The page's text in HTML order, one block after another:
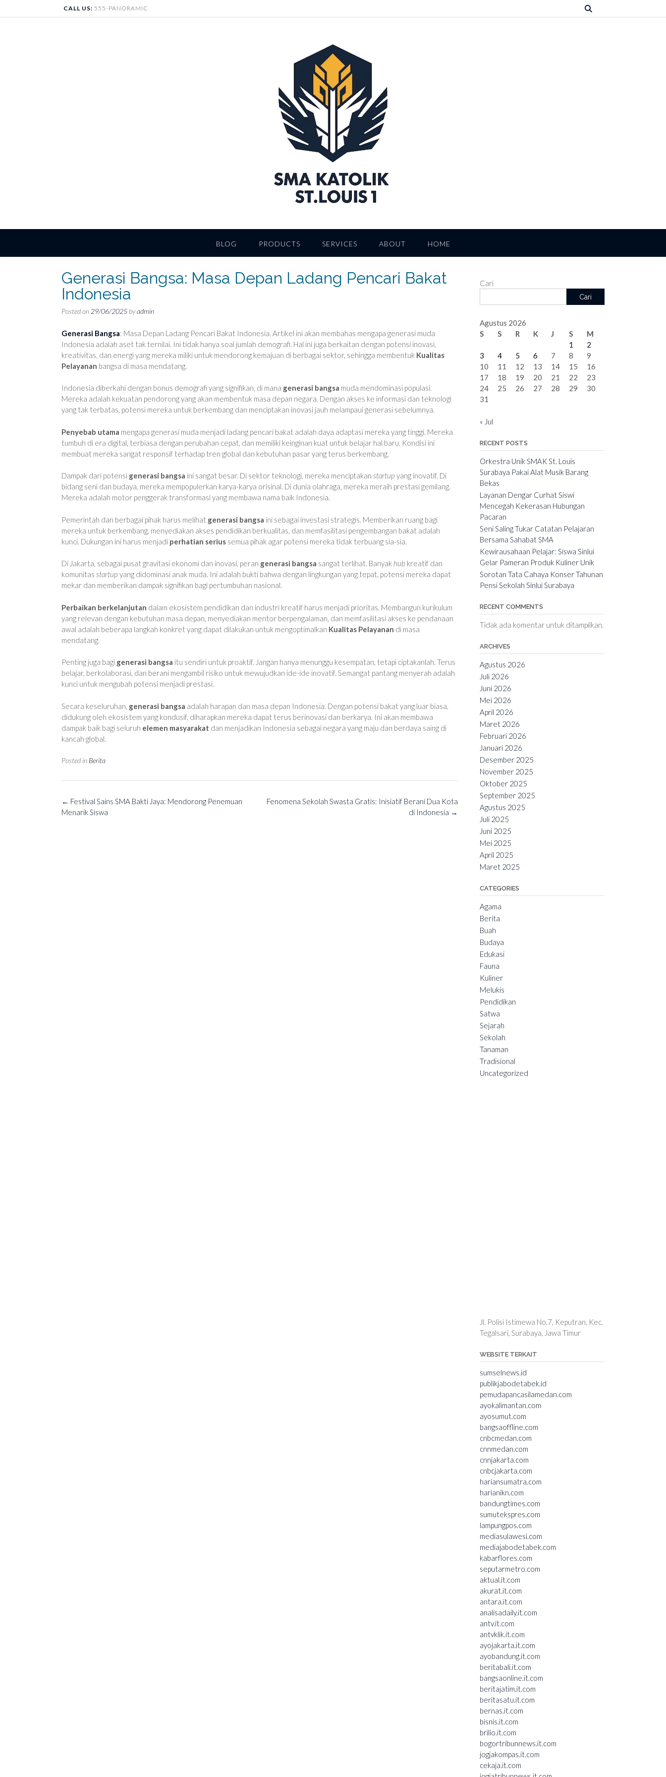
to
CALL US: 555-PANORAMIC
BLOG PRODUCTS SERVICES ABOUT HOME
Generasi Bangsa: Masa Depan Ladang Pencari Bakat
Indonesia
Posted on 29/06/2025 byadmin
Generasi Bangsa: Masa Depan Ladang Pencari Bakat Indonesia. Artikel ini akan membahas mengapa generasi muda
Indonesia adalah aset tak ternilai. Ini tidak hanya soal jumlah demografi. Hal ini juga berkaitan dengan potensi inovasi,
kreativitas, dan energi yang mereka miliki untuk mendorong kemajuan di berbagai sektor, sehingga membentuk Kualitas
Pelayanan bangsa di masa mendatang.
Indonesia diberkahi dengan bonus demografi yang signifikan, di mana generasi bangsa muda mendominasi populasi.
Mereka adalah kekuatan pendorong yang akan membentuk masa depan negara. Dengan akses ke informasi dan teknologi
yang tak terbatas, potensi mereka untuk berkembang dan menciptakan inovasi jauh melampaui generasi sebelumnya.
Penyebab utama mengapa generasi muda menjadi ladang pencari bakat adalah daya adaptasi mereka yang tinggi. Mereka
tumbuh di era digital, terbiasa dengan perubahan cepat, dan memiliki keinginan kuat untuk belajar hal baru. Kondisi ini
membuat mereka sangat responsif terhadap tren global dan kebutuhan pasar yang terus berkembang.
Dampak dari potensi generasi bangsa ini sangat besar. Di sektor teknologi, mereka menciptakan startup yang inovatif. Di
bidang seni dan budaya, mereka mempopulerkan karya-karya orisinal. Di dunia olahraga, mereka meraih prestasi gemilang.
Mereka adalah motor penggerak transformasi yang membawa nama baik Indonesia.
Pemerintah dan berbagai pihak harus melihat generasi bangsa ini sebagai investasi strategis. Memberikan ruang bagi
mereka untuk berkembang, menyediakan akses pendidikan berkualitas, dan memfasilitasi pengembangan bakat adalah
kunci. Dukungan ini harus menjadi perhatian serius semua pihak agar potensi mereka tidak terbuang sia-sia.
Di Jakarta, sebagai pusat gravitasi ekonomi dan inovasi, peran generasi bangsa sangat terlihat. Banyak hub kreatif dan
komunitas startup yang didominasi anak muda. Ini adalah bukti bahwa dengan lingkungan yang tepat, potensi mereka dapat
mekar dan memberikan dampak signifikan bagi pertumbuhan nasional.
Perbaikan berkelanjutan dalam ekosistem pendidikan dan industri kreatif harus menjadi prioritas. Membangun kurikulum
yang relevan dengan kebutuhan masa depan, menyediakan mentor berpengalaman, dan memfasilitasi akses ke pendanaan
awal adalah beberapa langkah konkret yang dapat dilakukan untuk mengoptimalkan Kualitas Pelayanan di masa
mendatang.
Penting juga bagi generasi bangsa itu sendiri untuk proaktif. Jangan hanya menunggu kesempatan, tetapi ciptakanlah. Terus
belajar, berkolaborasi, dan berani mengambil risiko untuk mewujudkan ide-ide inovatif. Semangat pantang menyerah adalah
kunci untuk mengubah potensi menjadi prestasi.
Secara keseluruhan, generasi bangsa adalah harapan dan masa depan Indonesia. Dengan potensi bakat yang luar biasa,
didukung oleh ekosistem yang kondusif, diharapkan mereka dapat terus berinovasi dan berkarya. Ini akan membawa
dampak baik bagi seluruh elemen masyarakat dan menjadikan Indonesia sebagai negara yang maju dan berdaya saing di
kancah global.
Posted in Berita
Post
navigation
Fenomena Sekolah Swasta Gratis: Inisiatif Berani Dua Kota
di Indonesia →
← Festival Sains SMA Bakti Jaya: Mendorong Penemuan
Menarik Siswa
Cari
Cari
Agustus 2026
S
S R K J S
M
1
2
3
4 5 6 7 8
9
10
11 12 13 14 15
16
17
18 19 20 21 22
23
24
25 26 27 28 29
30
31
« Jul
RECENT POSTS
Orkestra Unik SMAK St. Louis
Surabaya Pakai Alat Musik Barang
Bekas
Layanan Dengar Curhat Siswi
Mencegah Kekerasan Hubungan
Pacaran
Seni Saling Tukar Catatan Pelajaran
Bersama Sahabat SMA
Kewirausahaan Pelajar: Siswa Sinlui
Gelar Pameran Produk Kuliner Unik
Sorotan Tata Cahaya Konser Tahunan
Pensi Sekolah Sinlui Surabaya
RECENT COMMENTS
Tidak ada komentar untuk ditampilkan.
ARCHIVES
Agustus 2026
Juli 2026
Juni 2026
Mei 2026
April 2026
Maret 2026
Februari 2026
Januari 2026
Desember 2025
November 2025
Oktober 2025
September 2025
Agustus 2025
Juli 2025
Juni 2025
Mei 2025
April 2025
Maret 2025
CATEGORIES
Agama
Berita
Buah
Budaya
Edukasi
Fauna
Kuliner
Melukis
Pendidikan
Satwa
Sejarah
Sekolah
Tanaman
Tradisional
Uncategorized
Jl. Polisi Istimewa No.7, Keputran, Kec.
Tegalsari, Surabaya, Jawa Timur
WEBSITE TERKAIT
sumselnews.id
publikjabodetabek.id
pemudapancasilamedan.com
ayokalimantan.com
ayosumut.com
bangsaoffline.com
cnbcmedan.com
cnnmedan.com
cnnjakarta.com
cnbcjakarta.com
hariansumatra.com
harianikn.com
bandungtimes.com
sumutekspres.com
lampungpos.com
mediasulawesi.com
mediajabodetabek.com
kabarflores.com
seputarmetro.com
aktual.it.com
akurat.it.com
antara.it.com
analisadaily.it.com
antv.it.com
antvklik.it.com
ayojakarta.it.com
ayobandung.it.com
beritabali.it.com
bangsaonline.it.com
beritajatim.it.com
beritasatu.it.com
bernas.it.com
bisnis.it.com
brilio.it.com
bogortribunnews.it.com
jogjakompas.it.com
cekaja.it.com